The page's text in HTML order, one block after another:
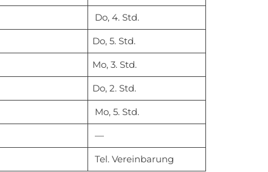
Do, 4. Std.
Do, 5. Std.
Mo, 3. Std.
Do, 2. Std.
Mo, 5. Std.
—
Tel. Vereinbarung